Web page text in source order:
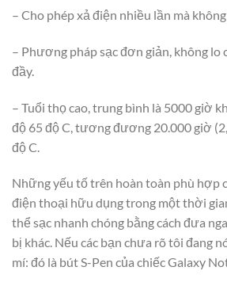
– Cho phép xả điện nhiều lần mà không
– Phương pháp sạc đơn giản, không lo
đầy.
– Tuổi thọ cao, trung bình là 5000 giờ
độ 65 độ C, tương đương 20.000 giờ
độ C.
Những yếu tố trên hoàn toàn phù hợp
điện thoại hữu dụng trong một thời
thể sạc nhanh chóng bằng cách đưa
bị khác. Nếu các bạn chưa rõ tôi đang
mí: đó là bút S-Pen của chiếc Galaxy